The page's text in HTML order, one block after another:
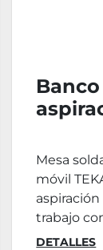
Airtoo
Mesa
móvil
trabajo
DETALLES